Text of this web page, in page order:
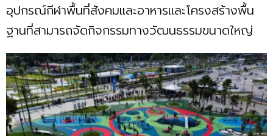
อุปกรณ์กีฬาพื้นที่สังคมและอาหารและโครงสร้างพื้น
ฐานที่สามารถจัดกิจกรรมทางวัฒนธรรมขนาดใหญ่